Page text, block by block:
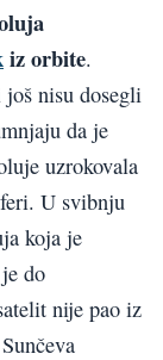
iz orbite.
nisu dosegli
da je
uzrokovala
U svibnju
koja je
do
nije pao iz